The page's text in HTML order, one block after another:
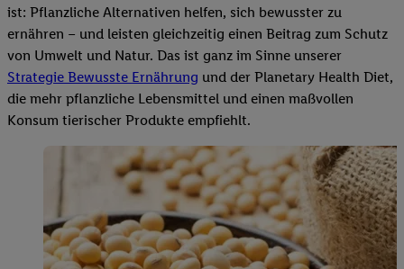
ist: Pflanzliche Alternativen helfen, sich bewusster zu
ernähren – und leisten gleichzeitig einen Beitrag zum Schutz
von Umwelt und Natur. Das ist ganz im Sinne unserer
Strategie Bewusste Ernährung und der Planetary Health Diet,
die mehr pflanzliche Lebensmittel und einen maßvollen
Konsum tierischer Produkte empfiehlt.